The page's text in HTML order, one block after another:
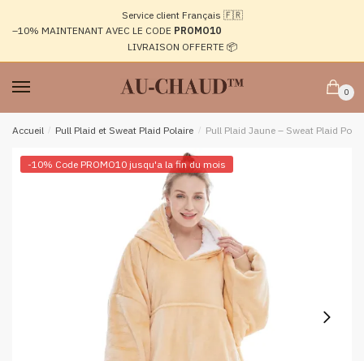
navigation
Service client Français 🇫🇷
–10% MAINTENANT AVEC LE CODE PROMO10
LIVRAISON OFFERTE 📦
0
Accueil / Pull Plaid et Sweat Plaid Polaire / Pull Plaid Jaune – Sweat Plaid
-10% Code PROMO10 jusqu'a la fin du mois